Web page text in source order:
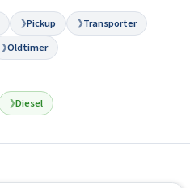
❯Pickup ❯Transporter
❯Oldtimer
❯Diesel